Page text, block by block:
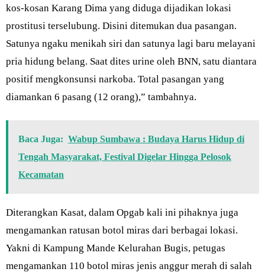
kos-kosan Karang Dima yang diduga dijadikan lokasi
prostitusi terselubung. Disini ditemukan dua pasangan.
Satunya ngaku menikah siri dan satunya lagi baru melayani
pria hidung belang. Saat dites urine oleh BNN, satu diantara
positif mengkonsunsi narkoba. Total pasangan yang
diamankan 6 pasang (12 orang),” tambahnya.
Baca Juga: Wabup Sumbawa : Budaya Harus Hidup di
Tengah Masyarakat, Festival Digelar Hingga Pelosok
Kecamatan
Diterangkan Kasat, dalam Opgab kali ini pihaknya juga
mengamankan ratusan botol miras dari berbagai lokasi.
Yakni di Kampung Mande Kelurahan Bugis, petugas
mengamankan 110 botol miras jenis anggur merah di salah